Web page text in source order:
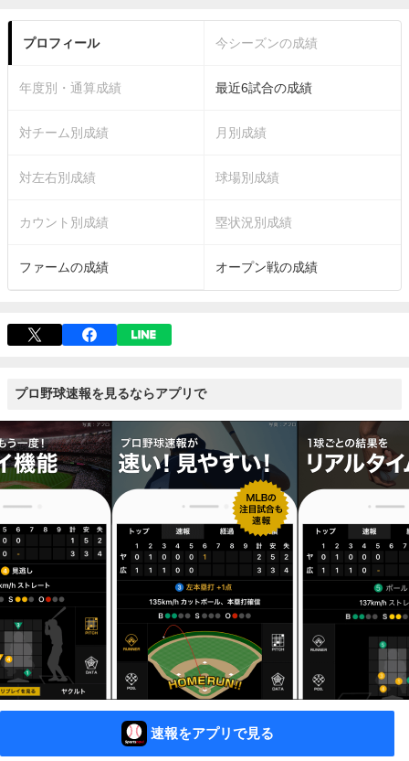
プロフィール 今シーズンの成績
年度別・通算成績 最近6試合の成績
対チーム別成績 月別成績
対左右別成績 球場別成績
カウント別成績 塁状況別成績
ファームの成績 オープン戦の成績
プロ野球速報を見るならアプリで
速報をアプリで見る